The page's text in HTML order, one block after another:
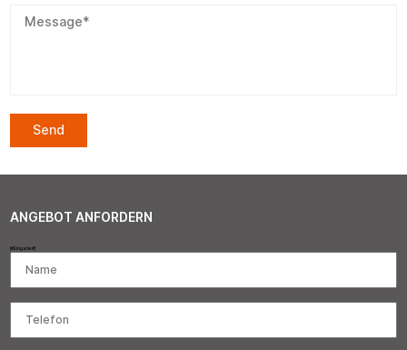
ANGEBOT ANFORDERN
[#Eingabe#]